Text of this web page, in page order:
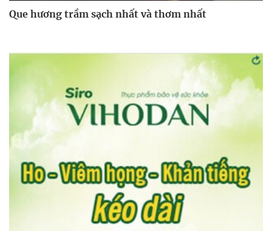
Que hương trầm sạch nhất và thơm nhất